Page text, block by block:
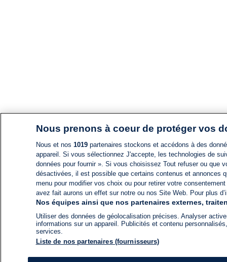
Nous prenons à coeur de protéger vos
Nous et nos 1019partenaires stockons et accédons à des
appareil. Si vous sélectionnez J'accepte, les technologies de
données pour fournir ». Si vous choisissez Tout refuser ou
désactivées, il est possible que certains contenus et annonces
menu pour modifier vos choix ou pour retirer votre
avez fait aurons un effet sur notre ou nos Site Web. Pour plus
Nos équipes ainsi que nos partenaires externes,
Utiliser des données de géolocalisation précises. Analyser
informations sur un appareil. Publicités et contenu
services.
Liste de nos partenaires (fournisseurs)